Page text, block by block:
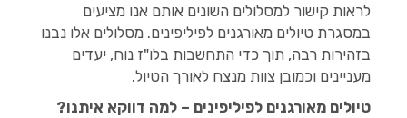
לראות קישור למסלולים השונים אותם אנו מציעים
במסגרת טיולים מאורגנים לפיליפינים. מסלולים אלו נבנו
בזהירות רבה, תוך כדי התחשבות בלו"ז נוח, יעדים
מעניינים וכמובן צוות מנצח לאורך הטיול.
טיולים מאורגנים לפיליפינים – למה דווקא איתנו?